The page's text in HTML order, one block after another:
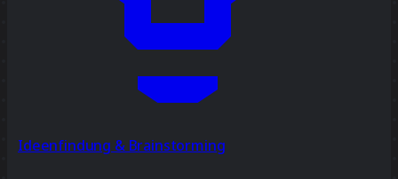
Ideenfindung & Brainstorming